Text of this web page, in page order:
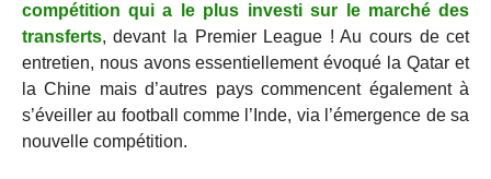
compétition qui a le plus investi sur le marché des
transferts, devant la Premier League ! Au cours de cet
entretien, nous avons essentiellement évoqué la Qatar et
la Chine mais d’autres pays commencent également à
s’éveiller au football comme l’Inde, via l’émergence de sa
nouvelle compétition.